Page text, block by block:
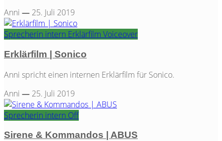
Anni — 25. Juli 2019
Sprecherin intern Erklärfilm Voiceover
Erklärfilm | Sonico
Anni spricht einen internen Erklärfilm für Sonico.
Anni — 25. Juli 2019
Sprecherin intern Off
Sirene & Kommandos | ABUS